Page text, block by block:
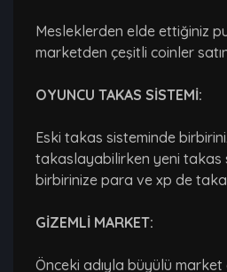
Mesleklerden elde ettiğiniz
marketden çeşitli coinler
OYUNCU TAKAS SİSTEMİ:
Eski takas sisteminde
takaslayabilirken yeni takas
birbirinize para ve xp de
GİZEMLİ MARKET:
Önceki adıyla büyülü